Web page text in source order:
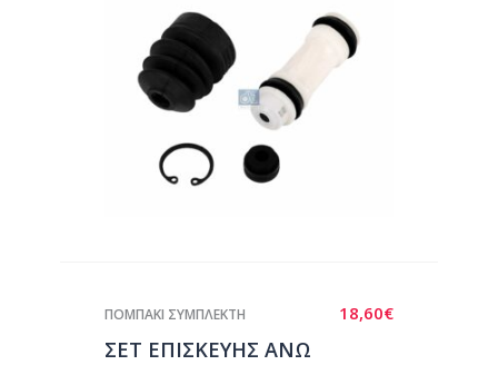
18,60€
ΠΟΜΠΑΚΙ ΣΥΜΠΛΕΚΤΗ
ΣΕΤ ΕΠΙΣΚΕΥΗΣ ΑΝΩ